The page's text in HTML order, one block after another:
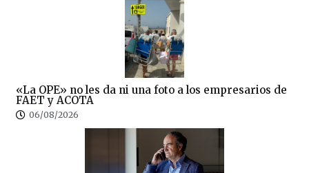
«La OPE» no les da ni una foto a los empresarios de
FAET y ACOTA
06/08/2026